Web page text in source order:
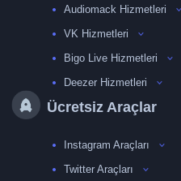
Audiomack Hizmetleri
VK Hizmetleri
Bigo Live Hizmetleri
Deezer Hizmetleri
Ücretsiz Araçlar
Instagram Araçları
Twitter Araçları